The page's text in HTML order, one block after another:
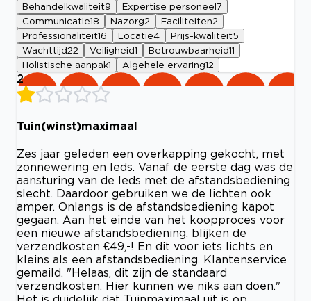
Behandelkwaliteit9 Expertise personeel 7
Communicatie18 Nazorg2 Faciliteiten2
Professionaliteit16 Locatie4 Prijs-kwaliteit5
Wachttijd22 Veiligheid1 Betrouwbaarheid11
Holistische aanpak1 Algehele ervaring12
2
Tuin(winst)maximaal
Zes jaar geleden een overkapping gekocht, met
zonnewering en leds. Vanaf de eerste dag was de
aansturing van de leds met de afstandsbediening
slecht. Daardoor gebruiken we de lichten ook
amper. Onlangs is de afstandsbediening kapot
gegaan. Aan het einde van het koopproces voor
een nieuwe afstandsbediening, blijken de
verzendkosten €49,-! En dit voor iets lichts en
kleins als een afstandsbediening. Klantenservice
gemaild. "Helaas, dit zijn de standaard
verzendkosten. Hier kunnen we niks aan doen."